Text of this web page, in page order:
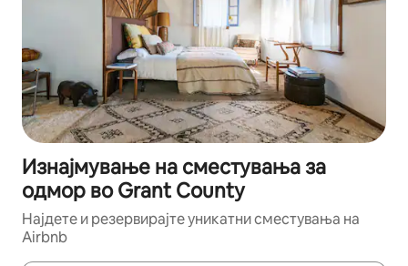
Изнајмување на сместувања за
одмор во Grant County
Најдете и резервирајте уникатни сместувања на
Airbnb